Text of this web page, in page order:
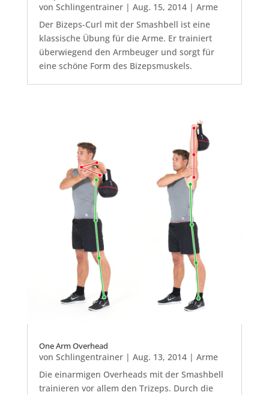
von Schlingentrainer| Aug. 15, 2014| Arme
Der Bizeps-Curl mit der Smashbell ist eine
klassische Übung für die Arme. Er trainiert
überwiegend den Armbeuger und sorgt für
eine schöne Form des Bizepsmuskels.
One Arm Overhead
von Schlingentrainer| Aug. 13, 2014| Arme
Die einarmigen Overheads mit der Smashbell
trainieren vor allem den Trizeps. Durch die